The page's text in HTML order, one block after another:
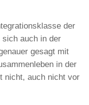
der
sich auch in der
gesagt mit
in der
nicht, auch nicht vor